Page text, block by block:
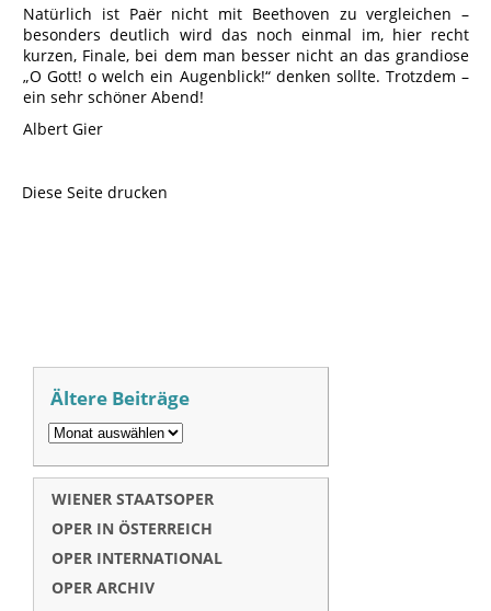
Natürlich ist Paër nicht mit Beethoven zu vergleichen –
besonders deutlich wird das noch einmal im, hier recht
kurzen, Finale, bei dem man besser nicht an das grandiose
„O Gott! o welch ein Augenblick!“ denken sollte. Trotzdem –
ein sehr schöner Abend!
Albert Gier
Diese Seite drucken
Ältere Beiträge
WIENER STAATSOPER
OPER IN ÖSTERREICH
OPER INTERNATIONAL
OPER ARCHIV